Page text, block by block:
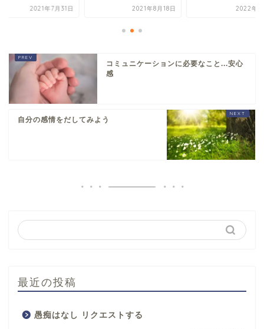
2021年7月31日 2021年8月18日 2022年3
コミュニケーションに必要なこと...安心
感
自分の感情をだしてみよう
最近の投稿
愚痴はなし リクエストする